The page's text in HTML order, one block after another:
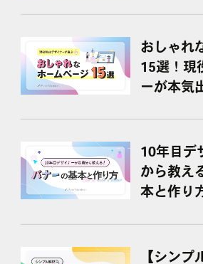
おしゃれ
15選！現
ーが本気
10年目デ
から教え
本と作り
【シン